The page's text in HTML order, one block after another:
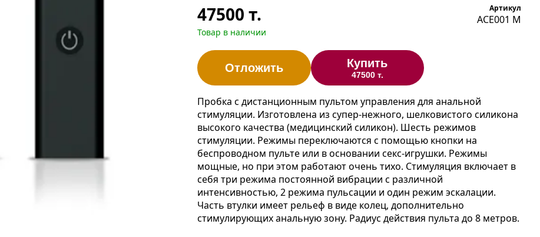
47500 т.
Товар в наличии
Артикул
ACE001 M
Отложить Купить
47500 т.
Пробка с дистанционным пультом управления для анальной
стимуляции. Изготовлена из супер-нежного, шелковистого силикона
высокого качества (медицинский силикон). Шесть режимов
стимуляции. Режимы переключаются с помощью кнопки на
беспроводном пульте или в основании секс-игрушки. Режимы
мощные, но при этом работают очень тихо. Стимуляция включает в
себя три режима постоянной вибрации с различной
интенсивностью, 2 режима пульсации и один режим эскалации.
Часть втулки имеет рельеф в виде колец, дополнительно
стимулирующих анальную зону. Радиус действия пульта до 8 метров.